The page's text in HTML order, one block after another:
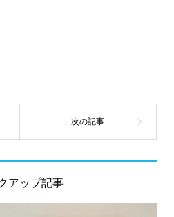
アップ記事